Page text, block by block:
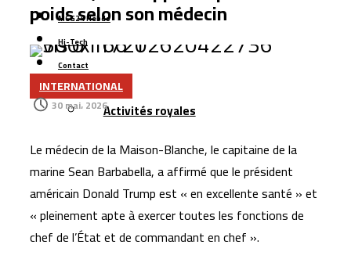
Tessema à Casablanca pour 1,8 milliard de dirhams
Casablanca : l’aéroport Mohammed V raccordé à la LGV
Cap Holding renforce sa présence dans
l’agroalimentaire avec l’acquisition de Forafric Maroc
Les ventes de voitures dépassent 152.000 unités au
Maroc, portées par les modèles électriques et les
marques chinoises
Le Maroc se classe 106ᵉ au monde dans l’indice
mondial de résidence 2026
Un rapport espagnol met en lumière les capacités des
MCG24 Hebdo
Hi-Tech
Contact
Plus
Activités royales
poids selon son médecin
INTERNATIONAL
30 mai، 2026
Le médecin de la Maison-Blanche, le capitaine de la
marine Sean Barbabella, a affirmé que le président
américain Donald Trump est « en excellente santé » et
« pleinement apte à exercer toutes les fonctions de
chef de l’État et de commandant en chef ».